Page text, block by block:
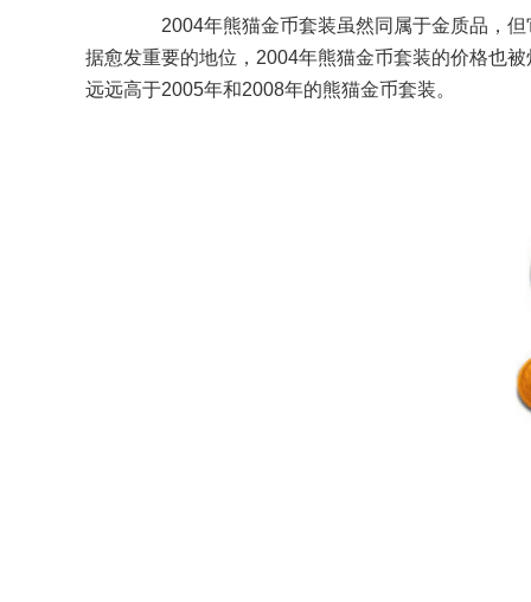
2004年熊猫金币套装虽然同属于金质品，但
据愈发重要的地位，2004年熊猫金币套装的价格也
远远高于2005年和2008年的熊猫金币套装。